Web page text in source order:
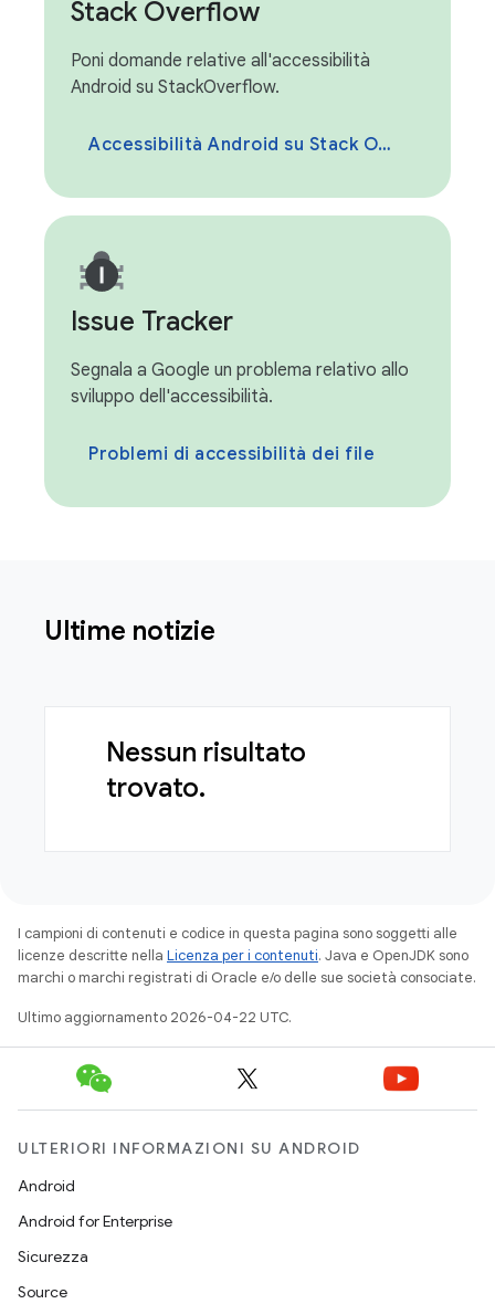
Stack Overflow
Poni domande relative all'accessibilità
Android su StackOverflow.
Accessibilità Android su Stack Overflow
Issue Tracker
Segnala a Google un problema relativo allo
sviluppo dell'accessibilità.
Problemi di accessibilità dei file
Ultime notizie
Nessun risultato
trovato.
I campioni di contenuti e codice in questa pagina sono soggetti alle
licenze descritte nella Licenza per i contenuti. Java e OpenJDK sono
marchi o marchi registrati di Oracle e/o delle sue società consociate.
Ultimo aggiornamento 2026-04-22 UTC.
ULTERIORI INFORMAZIONI SU ANDROID
Android
Android for Enterprise
Sicurezza
Source